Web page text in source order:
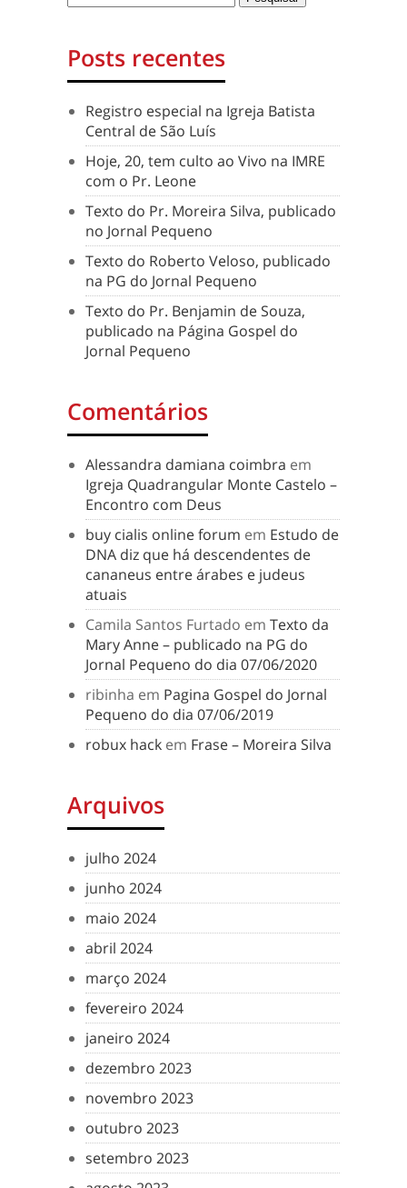
Posts recentes
Registro especial na Igreja Batista
Central de São Luís
Hoje, 20, tem culto ao Vivo na IMRE
com o Pr. Leone
Texto do Pr. Moreira Silva, publicado
no Jornal Pequeno
Texto do Roberto Veloso, publicado
na PG do Jornal Pequeno
Texto do Pr. Benjamin de Souza,
publicado na Página Gospel do
Jornal Pequeno
Comentários
Alessandra damiana coimbra em
Igreja Quadrangular Monte Castelo –
Encontro com Deus
buy cialis online forum em Estudo de
DNA diz que há descendentes de
cananeus entre árabes e judeus
atuais
Camila Santos Furtado em Texto da
Mary Anne – publicado na PG do
Jornal Pequeno do dia 07/06/2020
ribinha em Pagina Gospel do Jornal
Pequeno do dia 07/06/2019
robux hack em Frase – Moreira Silva
Arquivos
julho 2024
junho 2024
maio 2024
abril 2024
março 2024
fevereiro 2024
janeiro 2024
dezembro 2023
novembro 2023
outubro 2023
setembro 2023